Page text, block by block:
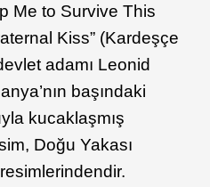
Me to Survive This
Kiss” (Kardeşçe
adamı Leonid
başındaki
kucaklaşmış
Doğu Yakası